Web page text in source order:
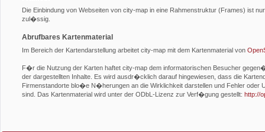
Die Einbindung von Webseiten von city-map in eine Rahmenstruktur (Frames) ist
zul�ssig.
Abrufbares Kartenmaterial
Im Bereich der Kartendarstellung arbeitet city-map mit dem Kartenmaterial von
F�r die Nutzung der Karten haftet city-map dem informatorischen Besucher
der dargestellten Inhalte. Es wird ausdr�cklich darauf hingewiesen, dass die
Firmenstandorte blo�e N�herungen an die Wirklichkeit darstellen und Fehler oder
sind. Das Kartenmaterial wird unter der ODbL-Lizenz zur Verf�gung gestellt: http://